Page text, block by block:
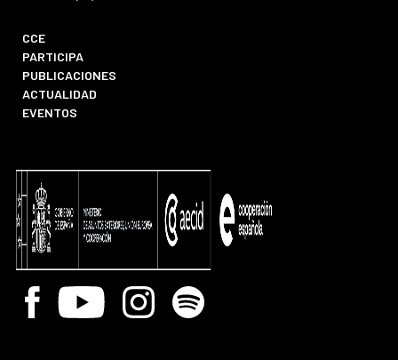
CCE
PARTICIPA
PUBLICACIONES
ACTUALIDAD
EVENTOS
Facebook
Youtube InstagramSpotify